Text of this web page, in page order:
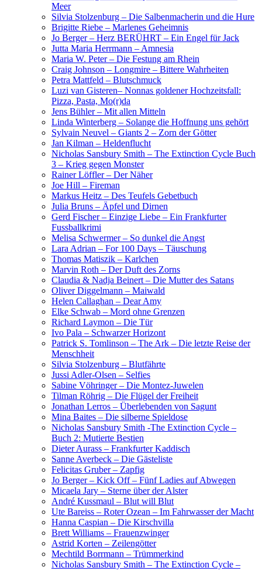
Meer
Silvia Stolzenburg – Die Salbenmacherin und die Hure
Brigitte Riebe – Marlenes Geheimnis
Jo Berger – Herz BERÜHRT – Ein Engel für Jack
Jutta Maria Herrmann – Amnesia
Maria W. Peter – Die Festung am Rhein
Craig Johnson – Longmire – Bittere Wahrheiten
Petra Mattfeld – Blutschmuck
Luzi van Gisteren– Nonnas goldener Hochzeitsfall:
Pizza, Pasta, Mo(r)da
Jens Bühler – Mit allen Mitteln
Linda Winterberg – Solange die Hoffnung uns gehört
Sylvain Neuvel – Giants 2 – Zorn der Götter
Jan Kilman – Heldenflucht
Nicholas Sansbury Smith – The Extinction Cycle Buch
3 – Krieg gegen Monster
Rainer Löffler – Der Näher
Joe Hill – Fireman
Markus Heitz – Des Teufels Gebetbuch
Julia Bruns – Äpfel und Dirnen
Gerd Fischer – Einzige Liebe – Ein Frankfurter
Fussballkrimi
Melisa Schwermer – So dunkel die Angst
Lara Adrian – For 100 Days – Täuschung
Thomas Matiszik – Karlchen
Marvin Roth – Der Duft des Zorns
Claudia & Nadja Beinert – Die Mutter des Satans
Oliver Diggelmann – Maiwald
Helen Callaghan – Dear Amy
Elke Schwab – Mord ohne Grenzen
Richard Laymon – Die Tür
Ivo Pala – Schwarzer Horizont
Patrick S. Tomlinson – The Ark – Die letzte Reise der
Menschheit
Silvia Stolzenburg – Blutfährte
Jussi Adler-Olsen – Selfies
Sabine Vöhringer – Die Montez-Juwelen
Tilman Röhrig – Die Flügel der Freiheit
Jonathan Lerros – Überlebenden von Sagunt
Mina Baites – Die silberne Spieldose
Nicholas Sansbury Smith -The Extinction Cycle –
Buch 2: Mutierte Bestien
Dieter Aurass – Frankfurter Kaddisch
Sanne Averbeck – Die Gästeliste
Felicitas Gruber – Zapfig
Jo Berger – Kick Off – Fünf Ladies auf Abwegen
Micaela Jary – Sterne über der Alster
André Kussmaul – Blut will Blut
Ute Bareiss – Roter Ozean – Im Fahrwasser der Macht
Hanna Caspian – Die Kirschvilla
Brett Williams – Frauenzwinger
Astrid Korten – Zeilengötter
Mechtild Borrmann – Trümmerkind
Nicholas Sansbury Smith – The Extinction Cycle –